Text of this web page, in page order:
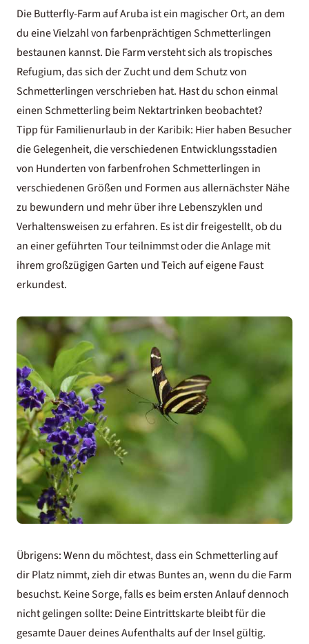
Die Butterfly-Farm aufAruba ist ein magischer Ort, an dem
du eine Vielzahl von farbenprächtigen Schmetterlingen
bestaunen kannst. Die Farm versteht sich als tropisches
Refugium, das sich der Zucht und dem Schutz von
Schmetterlingen verschrieben hat. Hast du schon einmal
einen Schmetterling beim Nektartrinken beobachtet?
Tipp fürFamilienurlaub in der Karibik: Hier haben Besucher
die Gelegenheit, die verschiedenen Entwicklungsstadien
von Hunderten von farbenfrohen Schmetterlingen in
verschiedenen Größen und Formen aus allernächster Nähe
zu bewundern und mehr über ihre Lebenszyklen und
Verhaltensweisen zu erfahren. Es ist dir freigestellt, ob du
an einer geführten Tour teilnimmst oder die Anlage mit
ihrem großzügigen Garten und Teich auf eigene Faust
erkundest.
Übrigens: Wenn du möchtest, dass ein Schmetterling auf
dir Platz nimmt, zieh dir etwas Buntes an, wenn du die Farm
besuchst. Keine Sorge, falls es beim ersten Anlauf dennoch
nicht gelingen sollte: Deine Eintrittskarte bleibt für die
gesamte Dauer deines Aufenthalts auf der Insel gültig.